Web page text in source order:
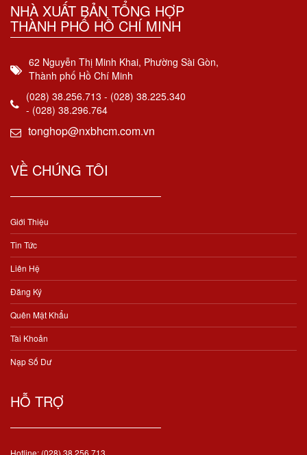
NHÀ XUẤT BẢN TỔNG HỢP
THÀNH PHỐ HỒ CHÍ MINH
62 Nguyễn Thị Minh Khai, Phường Sài Gòn,
Thành phố Hồ Chí Minh
(028) 38.256.713 - (028) 38.225.340
- (028) 38.296.764
tonghop@nxbhcm.com.vn
VỀ CHÚNG TÔI
Giới Thiệu
Tin Tức
Liên Hệ
Đăng Ký
Quên Mật Khẩu
Tài Khoản
Nạp Số Dư
HỖ TRỢ